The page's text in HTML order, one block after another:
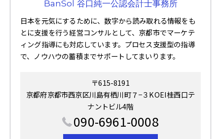
BanSol 谷口純一公認会計士事務所
日本を元気にするために、数字から読み取れる情報をも
とに支援を行う経営コンサルとして、京都市でマーケテ
ィング指導にも対応しています。プロセス支援型の指導
で、ノウハウの蓄積までサポートしてまいります。
〒615-8191
京都府京都市西京区川島有栖川町７−３KOEI桂西口テ
ナントビル4階
090-6961-0008